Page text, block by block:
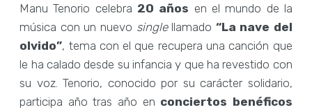
Manu Tenorio celebra 20 años en el mundo de la
música con un nuevo singlellamado “La nave del
olvido”, tema con el que recupera una canción que
le ha calado desde su infancia y que ha revestido con
su voz. Tenorio, conocido por su carácter solidario,
participa año tras año en conciertos benéficos